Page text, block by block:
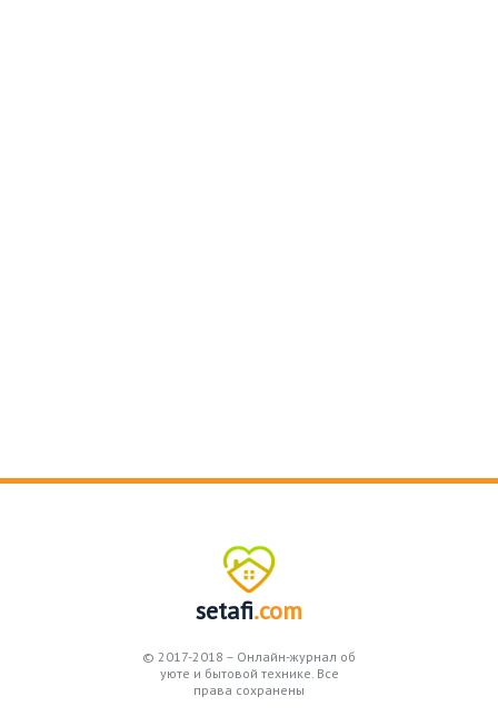
setafi.com
© 2017-2018 – Онлайн-журнал об
уюте и бытовой технике. Все
права сохранены